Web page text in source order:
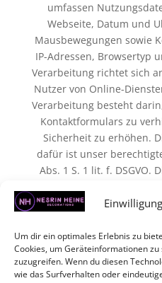
Um dir ein optimales Erlebnis zu
Cookies, um Geräteinformationen
zuzugreifen. Wenn du diesen
wie das Surfverhalten oder
umfassen
Webseite, Datum und
Mausbewegungen sowie
IP-Adressen, Browsertyp
Verarbeitung richtet sich
Nutzer von Online-
Verarbeitung besteht
Kontaktformulars zu
Sicherheit zu erhöhen.
dafür ist unser
Abs. 1 S. 1 lit. f. DSGVO.
Gordon House,
Webseiten-Hosting-
persönlichen Daten
werden, wird die